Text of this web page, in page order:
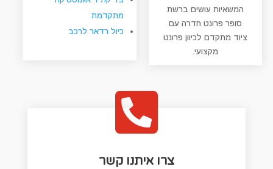
מתקדמת
כיול רדאר לרכב
המשאיות עושים ברשת
סופר פרונט חדרה עם
ציוד מתקדם לכיוון פרונט
מקצועי.

צרו איתנו קשר